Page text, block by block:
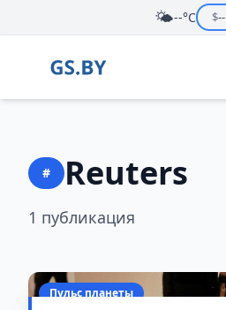
🌤️--°C $--
# Reuters
1 публикация
Пульс планеты